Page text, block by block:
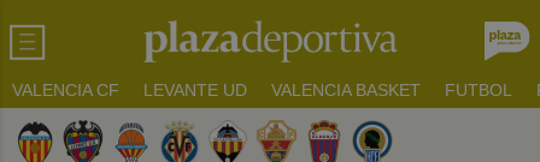
VALENCIA CF LEVANTE UD VALENCIA BASKET FUTBOL